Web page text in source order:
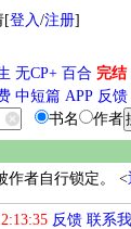
[登入/注册]
无CP+ 百合 完结
中短篇 APP 反馈
书名
作者
作者自行锁定。 <
反馈 联系